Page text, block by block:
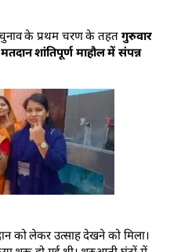
चुनाव के प्रथम चरण के तहत गुरुवार
शांतिपूर्ण माहौल में संपन्न
को लेकर उत्साह देखने को मिला।